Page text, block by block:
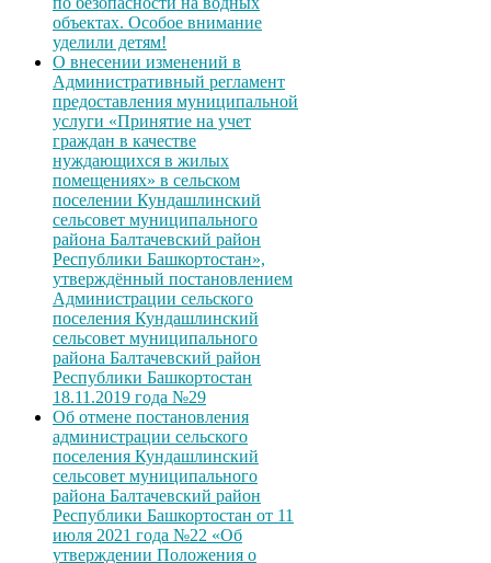
объектах. Особое внимание
уделили детям!
О внесении изменений в
Административный регламент
предоставления муниципальной
услуги «Принятие на учет
граждан в качестве
нуждающихся в жилых
помещениях» в сельском
поселении Кундашлинский
сельсовет муниципального
района Балтачевский район
Республики Башкортостан»,
утверждённый постановлением
Администрации сельского
поселения Кундашлинский
сельсовет муниципального
района Балтачевский район
Республики Башкортостан
18.11.2019 года №29
Об отмене постановления
администрации сельского
поселения Кундашлинский
сельсовет муниципального
района Балтачевский район
Республики Башкортостан от 11
июля 2021 года №22 «Об
утверждении Положения о